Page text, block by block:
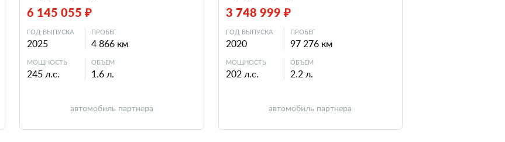
6 145 055 ₽
ГОД ВЫПУСКА
2025
ПРОБЕГ
4 866 км
МОЩНОСТЬ
245 л.с.
ОБЪЕМ
1.6 л.
автомобиль партнера
3 748 999 ₽
ГОД ВЫПУСКА
2020
ПРОБЕГ
97 276 км
МОЩНОСТЬ
202 л.с.
ОБЪЕМ
2.2 л.
автомобиль партнера